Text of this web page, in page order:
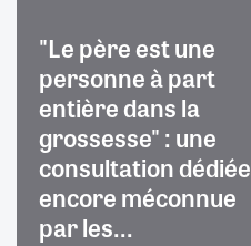
"Le père est une
personne à part
entière dans la
grossesse" : une
consultation dédiée
encore méconnue
par les...